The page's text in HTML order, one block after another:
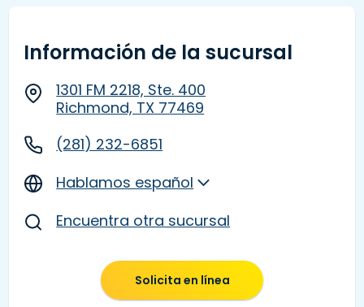
Información de la sucursal
1301 FM 2218, Ste. 400
Richmond, TX 77469
(281) 232-6851
Hablamos español
Encuentra otra sucursal
Solicita en línea